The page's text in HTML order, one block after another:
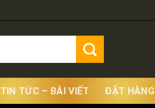
TIN TỨC – BÀI VIẾT ĐẶT HÀNG